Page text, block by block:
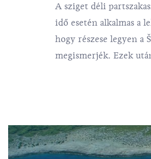
A sziget déli
idő esetén alkalmas a
hogy részese legyen
megismerjék. Ezek